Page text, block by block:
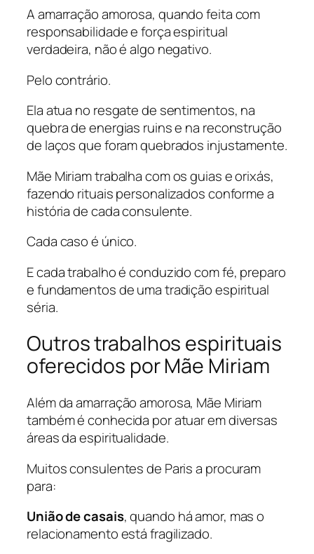
A amarração amorosa, quando feita com
responsabilidade e força espiritual
verdadeira, não é algo negativo.
Pelo contrário.
Ela atua no resgate de sentimentos, na
quebra de energias ruins e na reconstrução
de laços que foram quebrados injustamente.
Mãe Miriam trabalha com os guias e orixás,
fazendo rituais personalizados conforme a
história de cada consulente.
Cada caso é único.
E cada trabalho é conduzido com fé, preparo
e fundamentos de uma tradição espiritual
séria.
Outros trabalhos espirituais
oferecidos por Mãe Miriam
Além da amarração amorosa, Mãe Miriam
também é conhecida por atuar em diversas
áreas da espiritualidade.
Muitos consulentes de Paris a procuram
para:
União de casais, quando há amor, mas o
relacionamento está fragilizado.